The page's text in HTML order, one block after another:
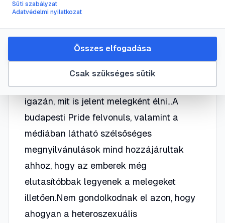
#elfogadás #férfi
Napjainkban igen központi témává vált a
homoszexualitás, mindenkinek van
véleménye róla, de csak kevesen értik
igazán, mit is jelent melegként élni…A
budapesti Pride felvonuls, valamint a
médiában látható szélsőséges
megnyilvánulások mind hozzájárultak
ahhoz, hogy az emberek még
elutasítóbbak legyenek a melegeket
illetően.Nem gondolkodnak el azon, hogy
ahogyan a heteroszexuális
Süti szabályzat
Adatvédelmi nyilatkozat
Csak szükséges sütik
Összes elfogadása